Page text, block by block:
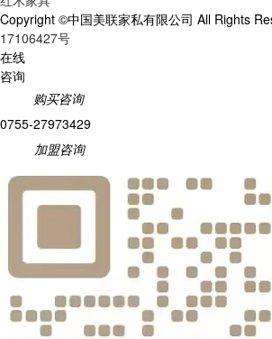
Copyright ©中国美联家私有限公司 All Rights
17106427号
在线
咨询
购买咨询
0755-27973429
加盟咨询